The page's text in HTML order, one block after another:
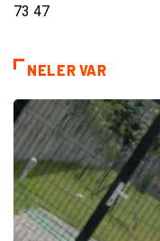
73 47
NELER VAR